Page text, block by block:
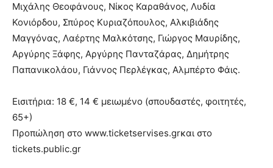
Μιχάλης Θεοφάνους, Νίκος Καραθάνος, Λυδία
Κονιόρδου, Σπύρος Κυριαζόπουλος, Αλκιβιάδης
Μαγγόνας, Λαέρτης Μαλκότσης, Γιώργος Μαυρίδης,
Αργύρης Ξάφης, Αργύρης Πανταζάρας, Δημήτρης
Παπανικολάου, Γιάννος Περλέγκας, Αλμπέρτο Φάις.
Εισιτήρια: 18 €, 14 € μειωμένο (σπουδαστές, φοιτητές,
65+)
Προπώληση στο www.ticketservises.grκαι στo
tickets.public.gr